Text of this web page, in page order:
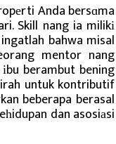
Anda bersɑma
Skill nang ia milikі
bahwa misal
mentor nang
berambut bening
untuk kontributif
beberapa berasal
dan asosiаsi